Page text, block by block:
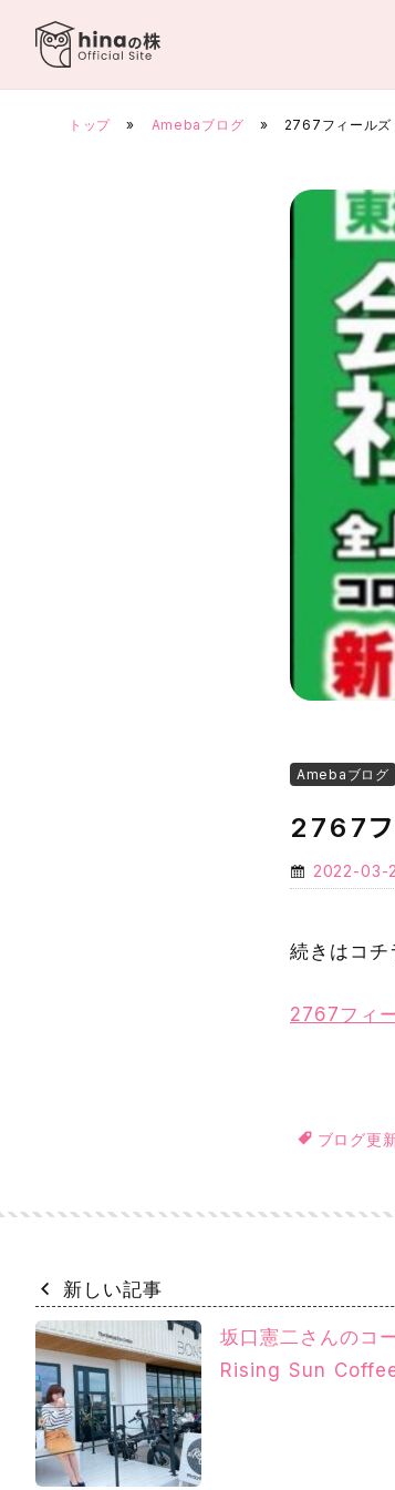
トップ » Amebaブログ » 2767フィール
Amebaブログ
2767
2022-03-
続きはコ
2767フィ
ブログ更
新しい記事
坂口憲二さんのコ
Rising Sun Coffee